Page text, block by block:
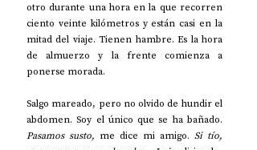
otro durante una hora en la que recorren
ciento veinte kilómetros y están casi en la
mitad del viaje. Tienen hambre. Es la hora
de almuerzo y la frente comienza a
ponerse morada.
Salgo mareado, pero no olvido de hundir el
Pasamos susto, me dice mi amigo. Si tío,